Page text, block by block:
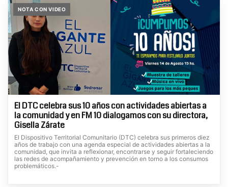
NOTA CON VIDEO
El DTC celebra sus 10 años con actividades abiertas a
la comunidad y en FM 10 dialogamos con su directora,
Gisella Zárate
El Dispositivo Territorial Comunitario (DTC) celebra sus primeros diez
años de trabajo con una agenda especial de actividades abiertas a la
comunidad, que invita a reflexionar, encontrarse y seguir fortaleciendo
las redes de acompañamiento y prevención en torno a los consumos
problemáticos.-